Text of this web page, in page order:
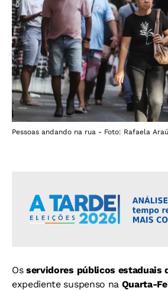
Pessoas andando na rua - Foto: Rafaela
Osservidores públicos estaduais
expediente suspenso na Quarta-